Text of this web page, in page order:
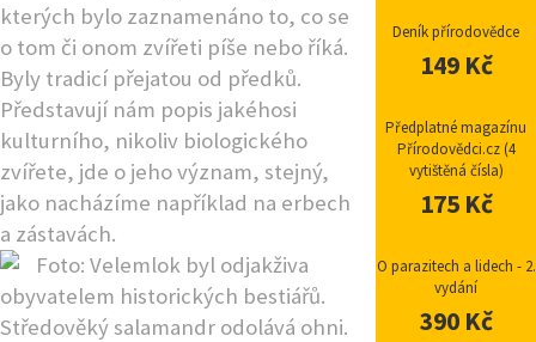
kterých bylo zaznamenáno to, co se
o tom či onom zvířeti píše nebo říká.
Byly tradicí přejatou od předků.
Představují nám popis jakéhosi
kulturního, nikoliv biologického
zvířete, jde o jeho význam, stejný,
jako nacházíme například na erbech
a zástavách.
Foto: Velemlok byl odjakživa
obyvatelem historických bestiářů.
Středověký salamandr odolává ohni.
Deník přírodovědce
149 Kč
Předplatné magazínu
Přírodovědci.cz (4
vytištěná čísla)
175 Kč
O parazitech a lidech - 2.
vydání
390 Kč